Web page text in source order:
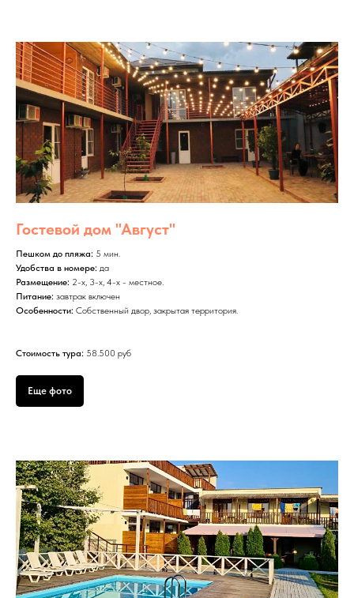
Гостевой дом "Август"
Пешком до пляжа: 5 мин.
Удобства в номере: да
Размещение: 2-х, 3-х, 4-х - местное.
Питание: завтрак включен
Особенности: Собственный двор, закрытая территория.
Стоимость тура: 58.500 руб
Еще фото